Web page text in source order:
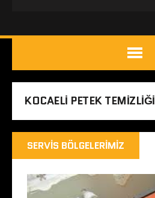
KOCAELI PETEK TEMIZLIĞI
SERVIS BÖLGELERIMIZ